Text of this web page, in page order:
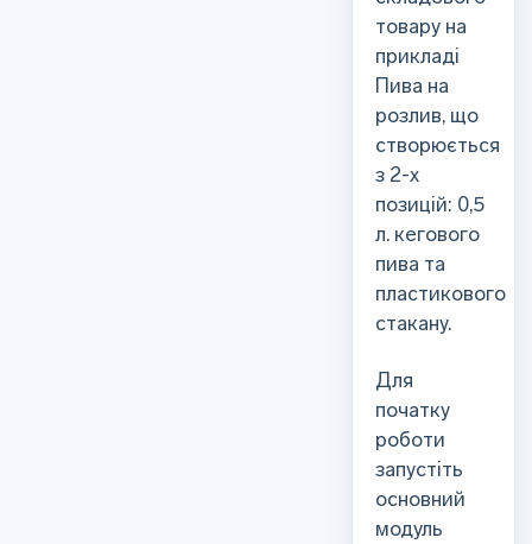
товару на
прикладі
Пива на
розлив, що
створюється
з 2-х
позицій: 0,5
л. кегового
пива та
пластикового
стакану.
Для
початку
роботи
запустіть
основний
модуль